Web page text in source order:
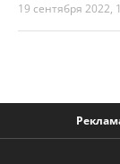
19 сентября 2022,